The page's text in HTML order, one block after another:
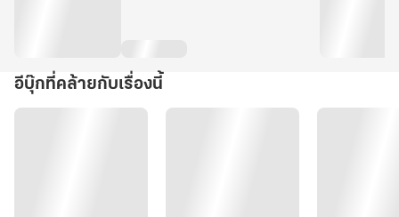
อีบุ๊กที่คล้ายกับเรื่องนี้